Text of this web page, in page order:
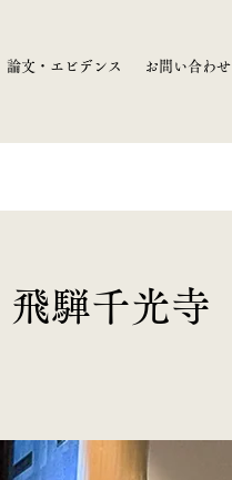
論文・エビデンス お問い合わせ
騨千光寺